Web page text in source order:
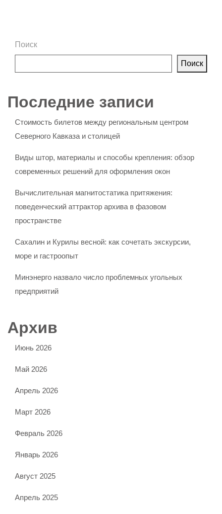
Поиск
Поиск
Последние записи
Стоимость билетов между региональным центром
Северного Кавказа и столицей
Виды штор, материалы и способы крепления: обзор
современных решений для оформления окон
Вычислительная магнитостатика притяжения:
поведенческий аттрактор архива в фазовом
пространстве
Сахалин и Курилы весной: как сочетать экскурсии,
море и гастроопыт
Минэнерго назвало число проблемных угольных
предприятий
Архив
Июнь 2026
Май 2026
Апрель 2026
Март 2026
Февраль 2026
Январь 2026
Август 2025
Апрель 2025